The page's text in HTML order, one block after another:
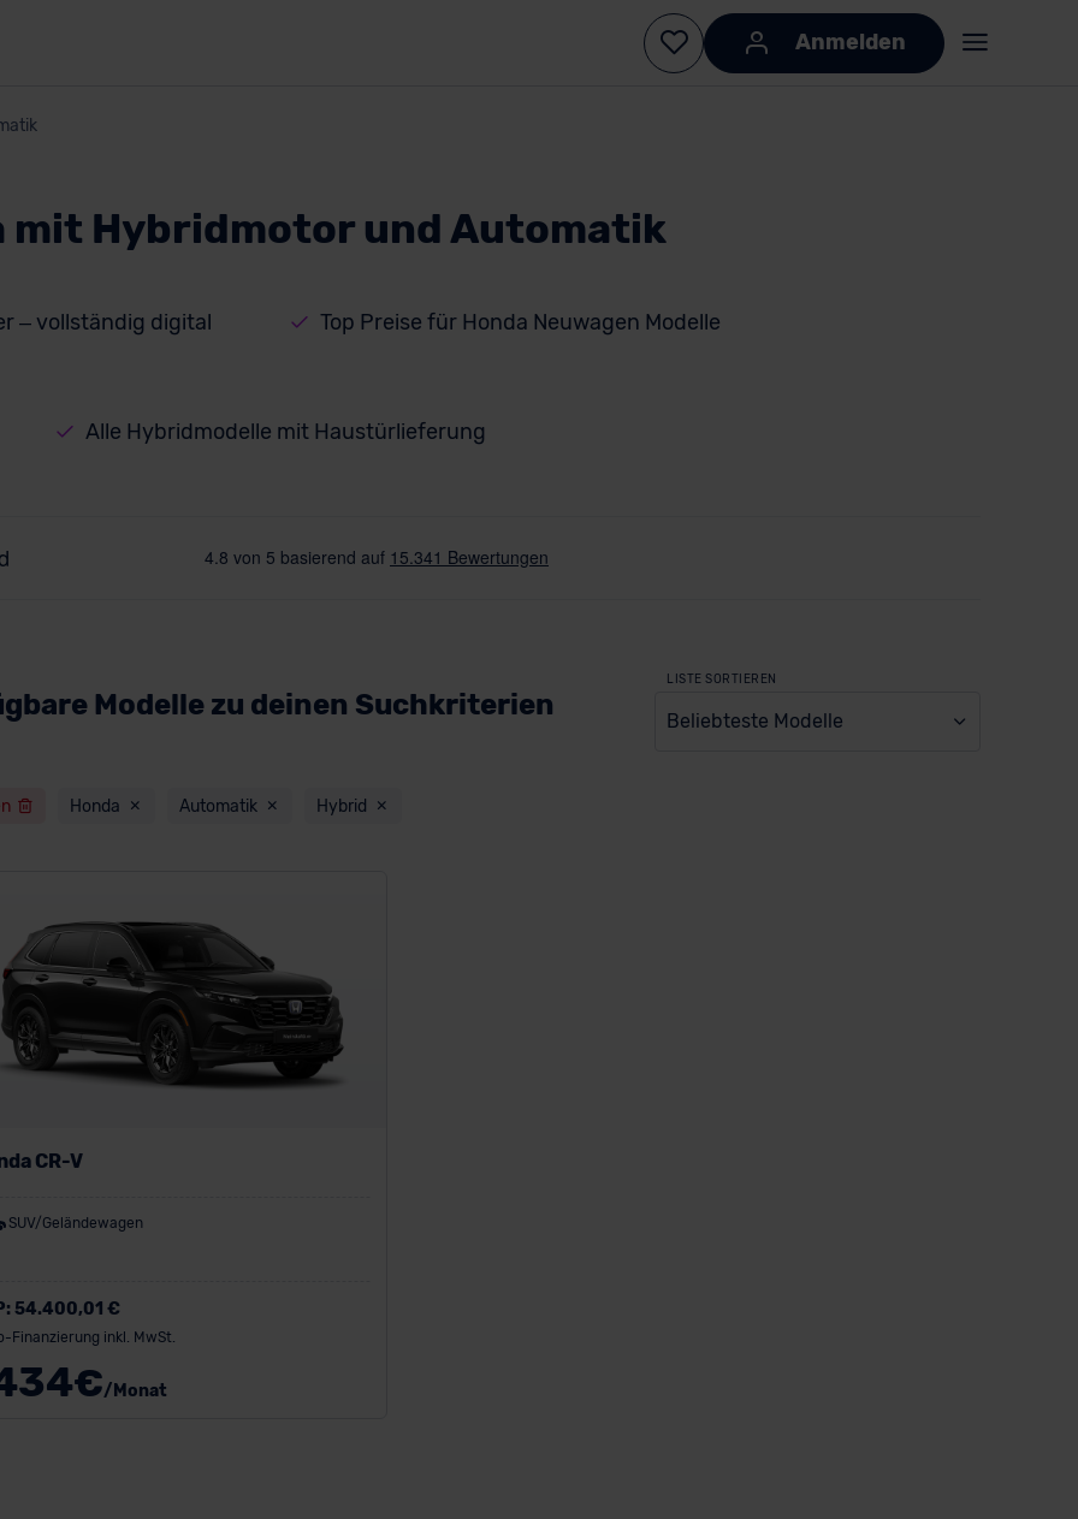
Anmelden
mit Hybridmotor und Automatik
– vollständig digital Top Preise für Honda Neuwagen Modelle
Alle Hybridmodelle mit Haustürlieferung
Modelle zu deinen Suchkriterien
LISTE SORTIEREN
Beliebteste Modelle
Honda Automatik Hybrid
CR-V
SUV/Geländewagen
54.400,01 €
Finanzierung inkl. MwSt.
€/Monat